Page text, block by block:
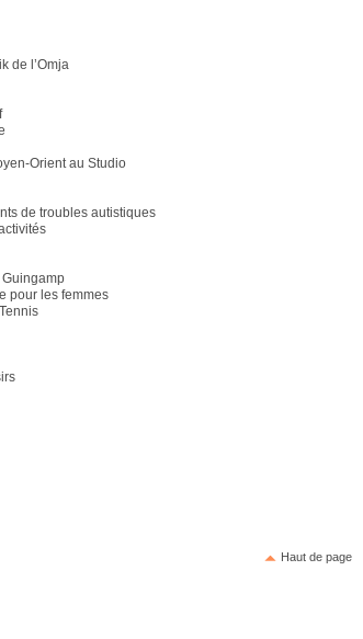
de l’Omja
Orient au Studio
de troubles autistiques
Guingamp
pour les femmes
Haut de page